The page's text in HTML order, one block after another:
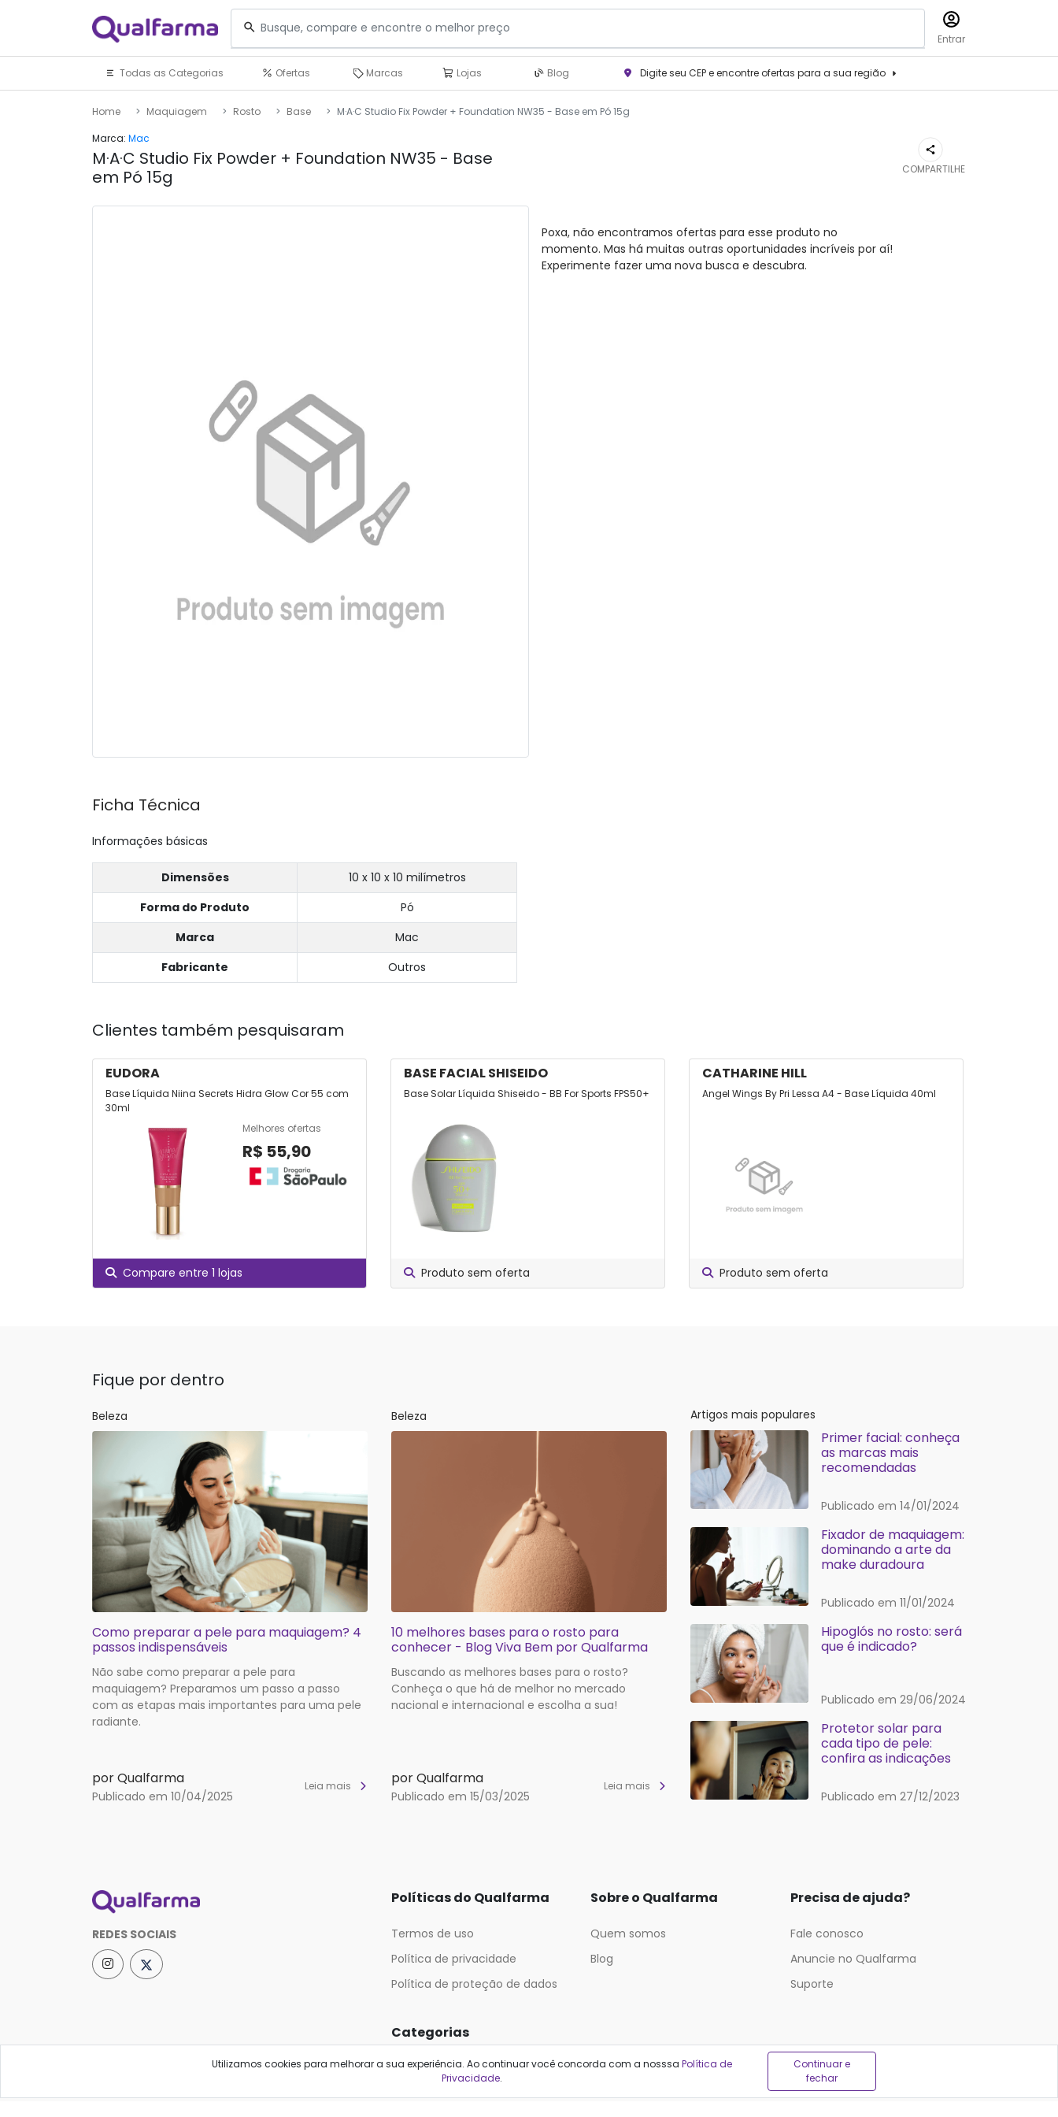
Entrar
Todas as Categorias Ofertas Marcas Lojas Blog Digite seu CEP e encontre ofertas para a sua região
Home Maquiagem Rosto Base
M·A·C Studio Fix Powder + Foundation NW35 - Base em Pó 15g
Marca: Mac
M·A·C Studio Fix Powder + Foundation NW35 - Base
em Pó 15g
COMPARTILHE
Poxa, não encontramos ofertas para esse produto no
momento. Mas há muitas outras oportunidades incríveis por aí!
Experimente fazer uma nova busca e descubra.
Ficha Técnica
Informações básicas
Dimensões
10 x 10 x 10 milímetros
Forma do Produto
Pó
Marca
Mac
Fabricante
Outros
Clientes também pesquisaram
EUDORA
Base Líquida Niina Secrets Hidra Glow Cor 55 com
30ml
Melhores ofertas
R$ 55,90
Compare entre 1 lojas
BASE FACIAL SHISEIDO
Base Solar Líquida Shiseido - BB For Sports FPS50+
Produto sem oferta
CATHARINE HILL
Angel Wings By Pri Lessa A4 - Base Líquida 40ml
Produto sem oferta
Fique por dentro
Beleza
Como preparar a pele para maquiagem? 4
passos indispensáveis
Não sabe como preparar a pele para
maquiagem? Preparamos um passo a passo
com as etapas mais importantes para uma pele
radiante.
por Qualfarma
Publicado em 10/04/2025
Leia mais
Beleza
10 melhores bases para o rosto para
conhecer - Blog Viva Bem por Qualfarma
Buscando as melhores bases para o rosto?
Conheça o que há de melhor no mercado
nacional e internacional e escolha a sua!
por Qualfarma
Publicado em 15/03/2025
Leia mais
Artigos mais populares
Primer facial: conheça
as marcas mais
recomendadas
Publicado em 14/01/2024
Fixador de maquiagem:
dominando a arte da
make duradoura
Publicado em 11/01/2024
Hipoglós no rosto: será
que é indicado?
Publicado em 29/06/2024
Protetor solar para
cada tipo de pele:
confira as indicações
Publicado em 27/12/2023
REDES SOCIAIS
Políticas do Qualfarma
Termos de uso
Política de privacidade
Política de proteção de dados
Sobre o Qualfarma
Quem somos
Blog
Precisa de ajuda?
Fale conosco
Anuncie no Qualfarma
Suporte
Categorias
Cabelos
Casa e Mercado
Maquiagem
Medicamentos
Utilizamos cookies para melhorar a sua experiência. Ao continuar você concorda com a nosssa Política de
Privacidade.
Continuar e
fechar